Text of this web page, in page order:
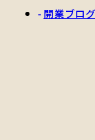
開業ブログ